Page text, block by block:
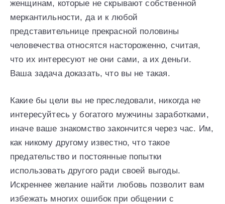
женщинам, которые не скрывают собственной
меркантильности, да и к любой
представительнице прекрасной половины
человечества относятся настороженно, считая,
что их интересуют не они сами, а их деньги.
Ваша задача доказать, что вы не такая.
Какие бы цели вы не преследовали, никогда не
интересуйтесь у богатого мужчины заработками,
иначе ваше знакомство закончится через час. Им,
как никому другому известно, что такое
предательство и постоянные попытки
использовать другого ради своей выгоды.
Искреннее желание найти любовь позволит вам
избежать многих ошибок при общении с